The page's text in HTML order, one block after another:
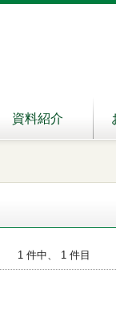
資料紹介
1 件中、 1 件目